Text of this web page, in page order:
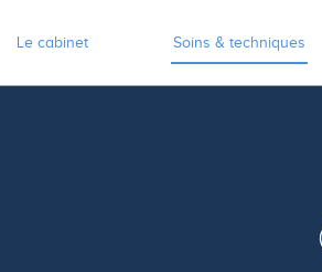
Le cabinet Soins & techniques